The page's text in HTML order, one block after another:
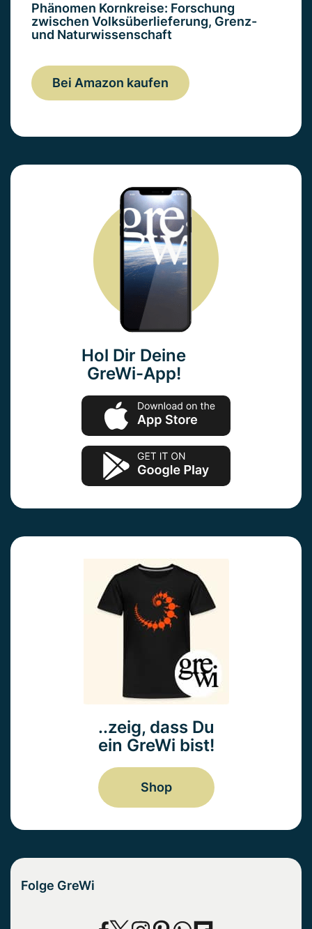
Phänomen Kornkreise: Forschung
zwischen Volksüberlieferung, Grenz-
und Naturwissenschaft
Bei Amazon kaufen
Hol Dir Deine
GreWi-App!
..zeig, dass Du
ein GreWi bist!
Shop
Folge GreWi